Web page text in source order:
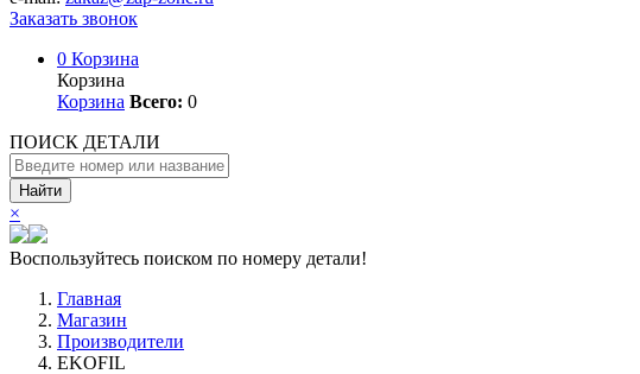
Заказать звонок
0 Корзина
Корзина
Корзина Всего: 0
ПОИСК ДЕТАЛИ
Найти
×
Воспользуйтесь поиском по номеру детали!
Главная
Магазин
Производители
EKOFIL